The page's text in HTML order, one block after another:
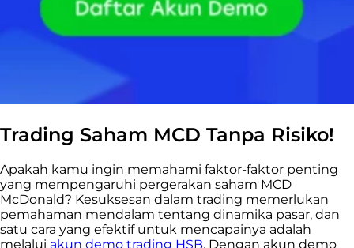
Trading Saham MCD Tanpa Risiko!
Apakah kamu ingin memahami faktor-faktor penting
yang mempengaruhi pergerakan saham MCD
McDonald? Kesuksesan dalam trading memerlukan
pemahaman mendalam tentang dinamika pasar, dan
satu cara yang efektif untuk mencapainya adalah
melalui akun demo trading HSB. Dengan akun demo